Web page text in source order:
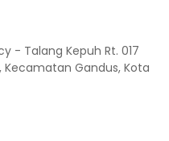
- Talang Kepuh Rt. 017
Kecamatan Gandus, Kota